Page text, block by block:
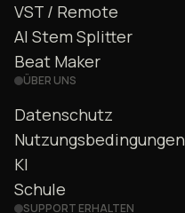
VST / Remote
AI Stem Splitter
Beat Maker
ÜBER UNS
Datenschutz
Nutzungsbedingungen
KI
Schule
SUPPORT ERHALTEN